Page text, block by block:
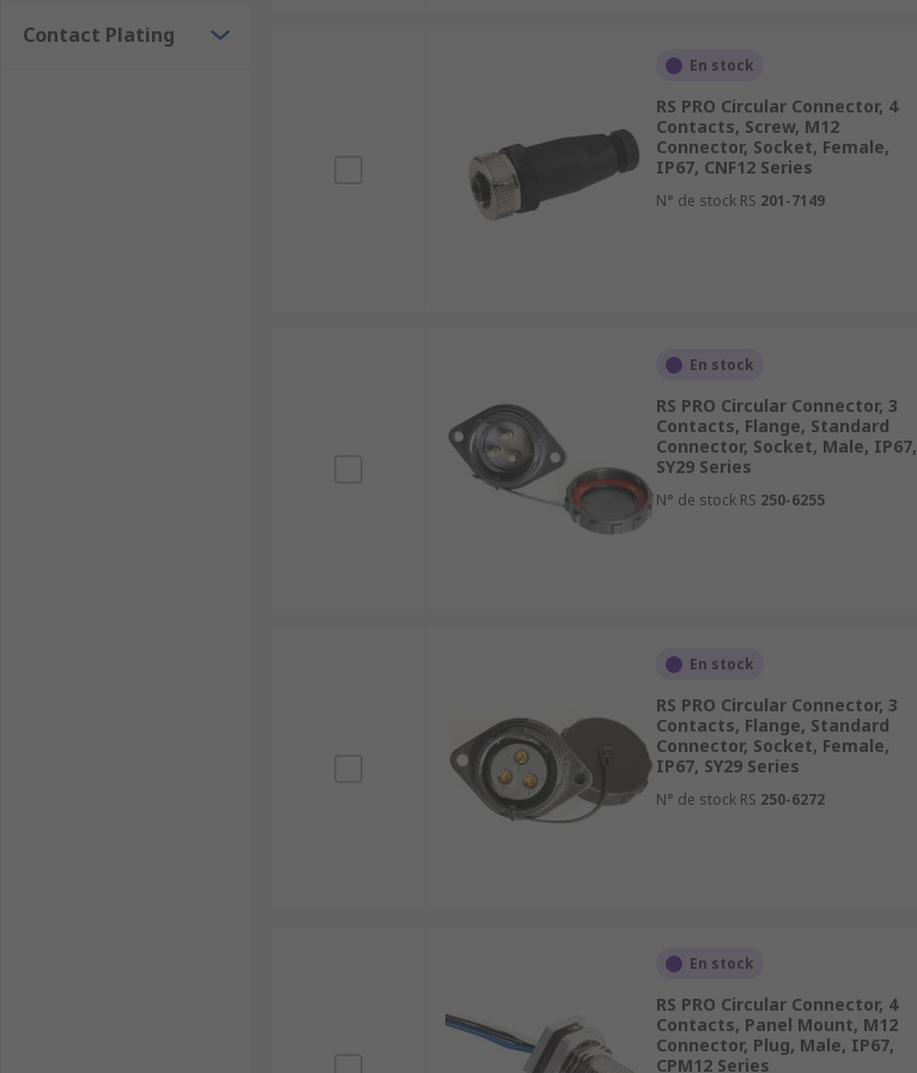
Contact Plating
En stock
RS PRO Circular Connector, 4
Contacts, Screw, M12
Connector, Socket, Female,
IP67, CNF12 Series
N° de stock RS 201-7149
En stock
RS PRO Circular Connector, 3
Contacts, Flange, Standard
Connector, Socket, Male, IP67,
SY29 Series
N° de stock RS 250-6255
En stock
RS PRO Circular Connector, 3
Contacts, Flange, Standard
Connector, Socket, Female,
IP67, SY29 Series
N° de stock RS 250-6272
En stock
RS PRO Circular Connector, 4
Contacts, Panel Mount, M12
Connector, Plug, Male, IP67,
CPM12 Series